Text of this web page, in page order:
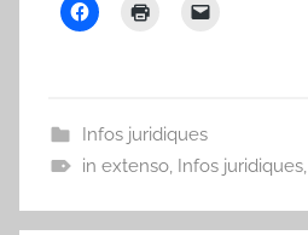
Infos juridiques
in extenso, Infos juridiques,